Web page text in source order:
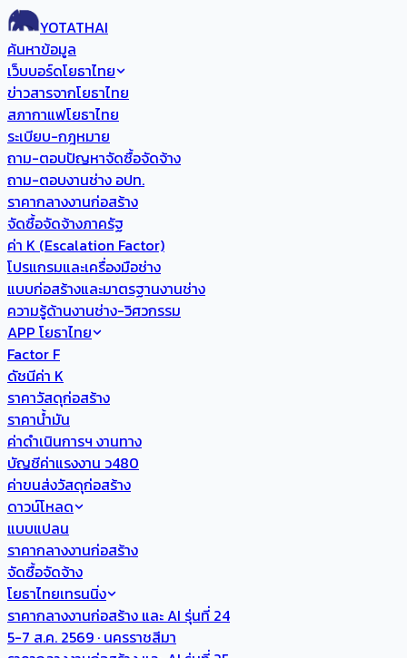
YOTATHAI
ค้นหาข้อมูล
เว็บบอร์ดโยธาไทย
ข่าวสารจากโยธาไทย
สภากาแฟโยธาไทย
ระเบียบ-กฎหมาย
ถาม-ตอบปัญหาจัดซื้อจัดจ้าง
ถาม-ตอบงานช่าง อปท.
ราคากลางงานก่อสร้าง
จัดซื้อจัดจ้างภาครัฐ
ค่า K (Escalation Factor)
โปรแกรมและเครื่องมือช่าง
แบบก่อสร้างและมาตรฐานงานช่าง
ความรู้ด้านงานช่าง-วิศวกรรม
APP โยธาไทย
Factor F
ดัชนีค่า K
ราคาวัสดุก่อสร้าง
ราคาน้ำมัน
ค่าดำเนินการฯ งานทาง
บัญชีค่าแรงงาน ว480
ค่าขนส่งวัสดุก่อสร้าง
ดาวน์โหลด
แบบแปลน
ราคากลางงานก่อสร้าง
จัดซื้อจัดจ้าง
โยธาไทยเทรนนิ่ง
ราคากลางงานก่อสร้าง และ AI รุ่นที่ 24
5-7 ส.ค. 2569 · นครราชสีมา